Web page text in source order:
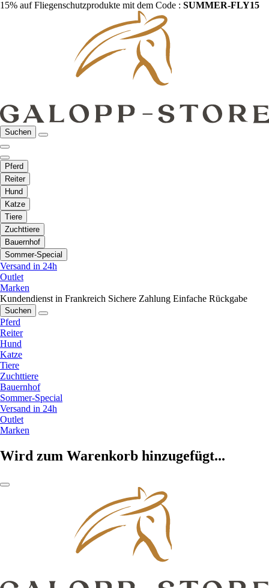
15% auf Fliegenschutzprodukte mit dem Code : SUMMER-FLY15
Suchen
Pferd
Reiter
Hund
Katze
Tiere
Zuchttiere
Bauernhof
Sommer-Special
Versand in 24h
Outlet
Marken
Kundendienst in Frankreich Sichere Zahlung Einfache Rückgabe
Suchen
Pferd
Reiter
Hund
Katze
Tiere
Zuchttiere
Bauernhof
Sommer-Special
Versand in 24h
Outlet
Marken
Wird zum Warenkorb hinzugefügt...